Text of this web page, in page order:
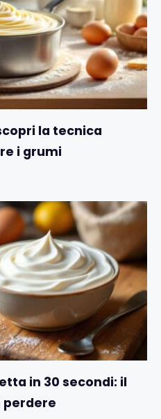
la tecnica
i grumi
in 30 secondi: il
perdere